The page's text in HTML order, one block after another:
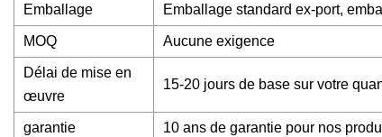
Emballage Emballage standard ex-port,
MOQ Aucune exigence
Délai de mise en
œuvre
15-20 jours de base sur votre
garantie 10 ans de garantie pour nos